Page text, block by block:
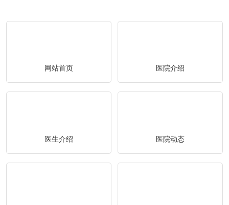
网站首页 医院介绍
医生介绍 医院动态